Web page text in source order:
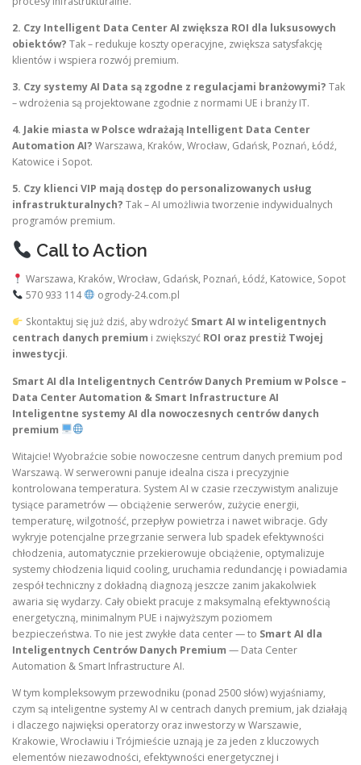
2. Czy Intelligent Data Center AI zwiększa ROI dla luksusowych
obiektów? Tak – redukuje koszty operacyjne, zwiększa satysfakcję
klientów i wspiera rozwój premium.
3. Czy systemy AI Data są zgodne z regulacjami branżowymi? Tak
– wdrożenia są projektowane zgodnie z normami UE i branży IT.
4. Jakie miasta w Polsce wdrażają Intelligent Data Center
Automation AI? Warszawa, Kraków, Wrocław, Gdańsk, Poznań, Łódź,
Katowice i Sopot.
5. Czy klienci VIP mają dostęp do personalizowanych usług
infrastrukturalnych? Tak – AI umożliwia tworzenie indywidualnych
programów premium.
Call to Action
Warszawa, Kraków, Wrocław, Gdańsk, Poznań, Łódź, Katowice, Sopot
570 933 114
ogrody-24.com.pl
Skontaktuj się już dziś, aby wdrożyć Smart AI w inteligentnych
centrach danych premium i zwiększyć ROI oraz prestiż Twojej
inwestycji.
Smart AI dla Inteligentnych Centrów Danych Premium w Polsce –
Data Center Automation & Smart Infrastructure AI
Inteligentne systemy AI dla nowoczesnych centrów danych
premium
Witajcie! Wyobraźcie sobie nowoczesne centrum danych premium pod
Warszawą. W serwerowni panuje idealna cisza i precyzyjnie
kontrolowana temperatura. System AI w czasie rzeczywistym analizuje
tysiące parametrów — obciążenie serwerów, zużycie energii,
temperaturę, wilgotność, przepływ powietrza i nawet wibracje. Gdy
wykryje potencjalne przegrzanie serwera lub spadek efektywności
chłodzenia, automatycznie przekierowuje obciążenie, optymalizuje
systemy chłodzenia liquid cooling, uruchamia redundancję i powiadamia
zespół techniczny z dokładną diagnozą jeszcze zanim jakakolwiek
awaria się wydarzy. Cały obiekt pracuje z maksymalną efektywnością
energetyczną, minimalnym PUE i najwyższym poziomem
bezpieczeństwa. To nie jest zwykłe data center — to Smart AI dla
Inteligentnych Centrów Danych Premium — Data Center
Automation & Smart Infrastructure AI.
W tym kompleksowym przewodniku (ponad 2500 słów) wyjaśniamy,
czym są inteligentne systemy AI w centrach danych premium, jak działają
i dlaczego najwięksi operatorzy oraz inwestorzy w Warszawie,
Krakowie, Wrocławiu i Trójmieście uznają je za jeden z kluczowych
elementów niezawodności, efektywności energetycznej i